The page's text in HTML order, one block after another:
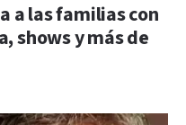
a las familias con
shows y más de